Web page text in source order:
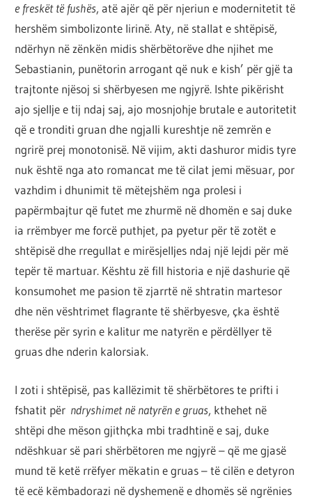
e freskët të fushës, atë ajër që për njeriun e modernitetit të
hershëm simbolizonte lirinë. Aty, në stallat e shtëpisë,
ndërhyn në zënkën midis shërbëtorëve dhe njihet me
Sebastianin, punëtorin arrogant që nuk e kish’ për gjë ta
trajtonte njësoj si shërbyesen me ngjyrë. Ishte pikërisht
ajo sjellje e tij ndaj saj, ajo mosnjohje brutale e autoritetit
që e tronditi gruan dhe ngjalli kureshtje në zemrën e
ngrirë prej monotonisë. Në vijim, akti dashuror midis tyre
nuk është nga ato romancat me të cilat jemi mësuar, por
vazhdim i dhunimit të mëtejshëm nga prolesi i
papërmbajtur që futet me zhurmë në dhomën e saj duke
ia rrëmbyer me forcë puthjet, pa pyetur për të zotët e
shtëpisë dhe rregullat e mirësjelljes ndaj një lejdi për më
tepër të martuar. Kështu zë fill historia e një dashurie që
konsumohet me pasion të zjarrtë në shtratin martesor
dhe nën vështrimet flagrante të shërbyesve, çka është
therëse për syrin e kalitur me natyrën e përdëllyer të
gruas dhe nderin kalorsiak.
I zoti i shtëpisë, pas kallëzimit të shërbëtores te prifti i
fshatit për ndryshimet në natyrën e gruas, kthehet në
shtëpi dhe mëson gjithçka mbi tradhtinë e saj, duke
ndëshkuar së pari shërbëtoren me ngjyrë – që me gjasë
mund të ketë rrëfyer mëkatin e gruas – të cilën e detyron
të ecë këmbadorazi në dyshemenë e dhomës së ngrënies